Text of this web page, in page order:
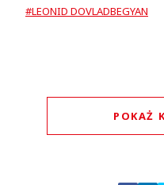
#LEONID DOVLADBEGYAN
POKAŻ